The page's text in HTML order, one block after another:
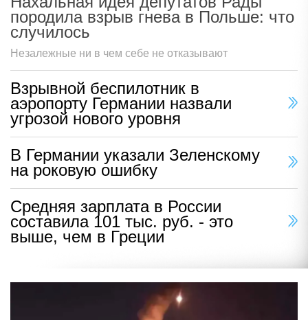
породила взрыв гнева в Польше: что
случилось
Незалежные ни в чем себе не отказывают
Взрывной беспилотник в
аэропорту Германии назвали
угрозой нового уровня
В Германии указали Зеленскому
на роковую ошибку
Средняя зарплата в России
составила 101 тыс. руб. - это
выше, чем в Греции